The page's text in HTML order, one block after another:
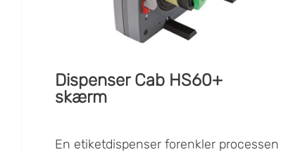
Dispenser Cab HS60+
skærm
En etiketdispenser forenkler processen